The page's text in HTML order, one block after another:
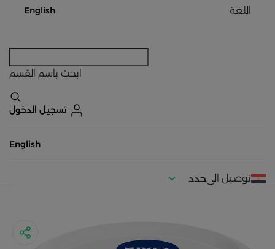
اللغة English
ابحث باسم القسم
تسجيل الدخول
English
توصيل الىحدد